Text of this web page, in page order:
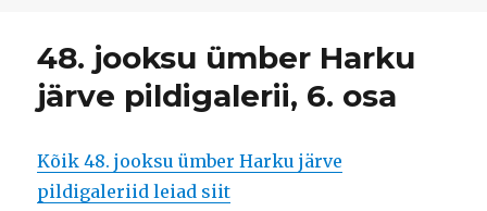
48. jooksu ümber Harku
järve pildigalerii, 6. osa
Kõik 48. jooksu ümber Harku järve
pildigaleriid leiad siit